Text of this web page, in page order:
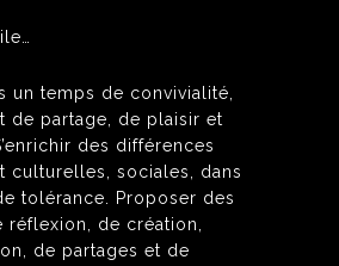
un temps de convivialité,
de partage, de plaisir et
des différences
culturelles, sociales, dans
tolérance. Proposer des
réflexion, de création,
de partages et de